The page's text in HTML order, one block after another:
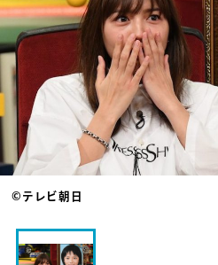
©テレビ朝日